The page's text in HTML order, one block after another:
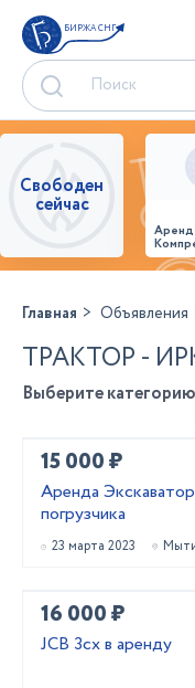
БИРЖА СНГ
Свободен
сейчас
Главная Объявления
ТРАКТОР -
Выберите
15 000 ₽
Аренда
погрузчика
23 марта 2023
16 000 ₽
JCB 3cx в аренду